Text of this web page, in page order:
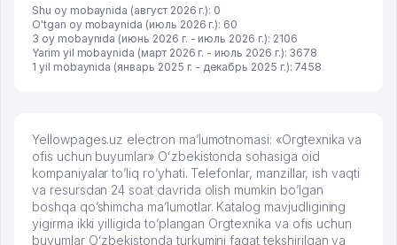
Shu oy mobaynida (август 2026 г.): 0
O'tgan oy mobaynida (июль 2026 г.): 60
3 oy mobaynida (июнь 2026 г. - июль 2026 г.): 2106
Yarim yil mobaynida (март 2026 г. - июль 2026 г.): 3678
1 yil mobaynida (январь 2025 г. - декабрь 2025 г.): 7458
Yellowpages.uz electron ma’lumotnomasi: «Orgtexnika va
ofis uchun buyumlar» Oʻzbekistonda sohasiga oid
kompaniyalar to’liq ro’yhati. Telefonlar, manzillar, ish vaqti
va resursdan 24 soat davrida olish mumkin bo’lgan
boshqa qo’shimcha ma’lumotlar. Katalog mavjudligining
yigirma ikki yilligida to’plangan Orgtexnika va ofis uchun
buyumlar Oʻzbekistonda turkumini faqat tekshirilgan va